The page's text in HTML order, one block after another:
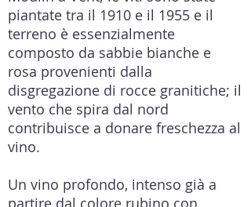
piantate tra il 1910 e il 1955 e il
terreno è essenzialmente
composto da sabbie bianche e
rosa provenienti dalla
disgregazione di rocce granitiche; il
vento che spira dal nord
contribuisce a donare freschezza al
vino.
Un vino profondo, intenso già a
partire dal colore rubino con